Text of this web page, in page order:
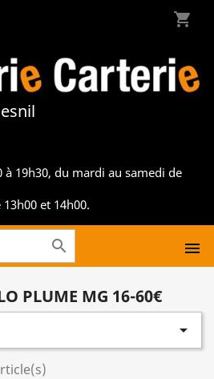
shopping_cart
19h30, du mardi au samedi de
et 14h00.
 
PLUME MG 16-60€
